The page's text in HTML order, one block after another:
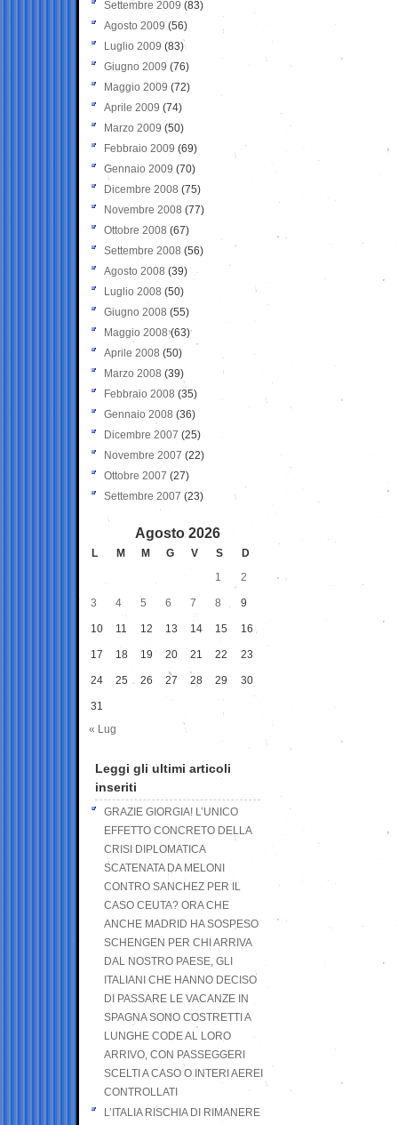
Settembre 2009 (83)
Agosto 2009 (56)
Luglio 2009 (83)
Giugno 2009 (76)
Maggio 2009 (72)
Aprile 2009 (74)
Marzo 2009 (50)
Febbraio 2009 (69)
Gennaio 2009 (70)
Dicembre 2008 (75)
Novembre 2008 (77)
Ottobre 2008 (67)
Settembre 2008 (56)
Agosto 2008 (39)
Luglio 2008 (50)
Giugno 2008 (55)
Maggio 2008(63)
Aprile 2008 (50)
Marzo 2008 (39)
Febbraio 2008 (35)
Gennaio 2008 (36)
Dicembre 2007 (25)
Novembre 2007 (22)
Ottobre 2007 (27)
Settembre 2007 (23)
Agosto 2026
L M M G V S
D
1
2
3 4 5 6 7 8 9
10 11 12 13 14 15 16
17 18 19 20 21 22 23
24 25 26 27 28 29 30
31
« Lug
Leggi gli ultimi articoli
inseriti
GRAZIE GIORGIA! L’UNICO
EFFETTO CONCRETO DELLA
CRISI DIPLOMATICA
SCATENATA DA MELONI
CONTRO SANCHEZ PER IL
CASO CEUTA? ORA CHE
ANCHE MADRID HA SOSPESO
SCHENGEN PER CHI ARRIVA
DAL NOSTRO PAESE, GLI
ITALIANI CHE HANNO DECISO
DI PASSARE LE VACANZE IN
SPAGNA SONO COSTRETTI A
LUNGHE CODE AL LORO
ARRIVO, CON PASSEGGERI
SCELTI A CASO O INTERI AEREI
CONTROLLATI
L’ITALIA RISCHIA DI RIMANERE